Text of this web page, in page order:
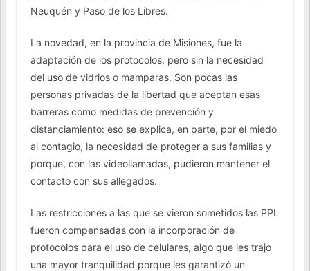
Neuquén y Paso de los Libres.
La novedad, en la provincia de Misiones, fue la
adaptación de los protocolos, pero sin la necesidad
del uso de vidrios o mamparas. Son pocas las
personas privadas de la libertad que aceptan esas
barreras como medidas de prevención y
distanciamiento: eso se explica, en parte, por el miedo
al contagio, la necesidad de proteger a sus familias y
porque, con las videollamadas, pudieron mantener el
contacto con sus allegados.
Las restricciones a las que se vieron sometidos las PPL
fueron compensadas con la incorporación de
protocolos para el uso de celulares, algo que les trajo
una mayor tranquilidad porque les garantizó un